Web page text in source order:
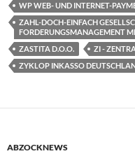
WP WEB- UND INTERNET-
ZAHL-DOCH-EINFACH
FORDERUNGSMANAGEMENT
ZASTITA D.O.O.
ZI -
ZYKLOP INKASSO
ABZOCKNEWS